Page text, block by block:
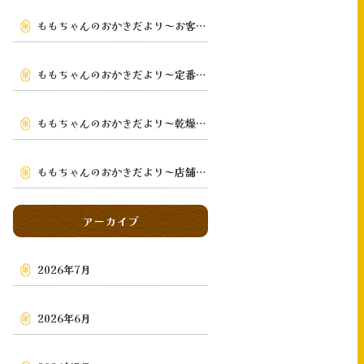
ももちゃんのおかきだより～お客様の手元まで～
ももちゃんのおかきだより～定番から季節限定まで～
ももちゃんのおかきだより～乾燥・鉄板手焼き
ももちゃんのおかきだより～店舗・通販・地域～
アーカイブ
2026年7月
2026年6月